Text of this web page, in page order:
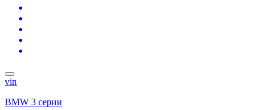
vin
BMW 3 серии